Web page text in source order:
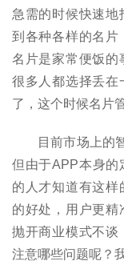
急需的时候快速地
到各种各样的名片
名片是家常便饭的
很多人都选择丢在
了，这个时候名片
目前市场上的
但由于APP本身的
的人才知道有这样
的好处，用户更精
抛开商业模式不谈
注意哪些问题呢？